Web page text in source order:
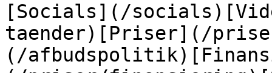
[Socials](/
taender)[Priser](/
(/